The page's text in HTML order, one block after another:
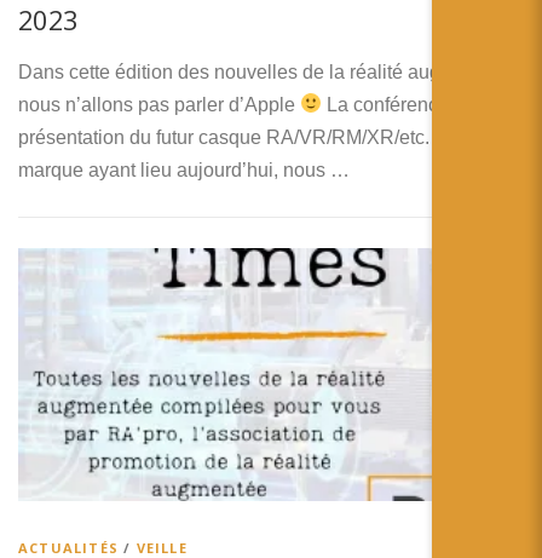
2023
Dans cette édition des nouvelles de la réalité augmentée,
nous n’allons pas parler d’Apple
La conférence de
présentation du futur casque RA/VR/RM/XR/etc. de la
marque ayant lieu aujourd’hui, nous …
ACTUALITÉS / VEILLE